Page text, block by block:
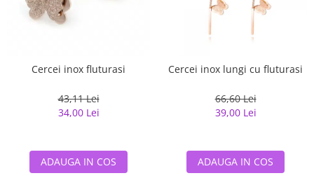
Cercei inox fluturasi
43,11 Lei
34,00 Lei
ADAUGA IN COS
Cercei inox lungi cu fluturasi
66,60 Lei
39,00 Lei
ADAUGA IN COS